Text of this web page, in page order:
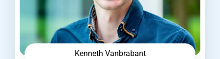
Kenneth Vanbrabant